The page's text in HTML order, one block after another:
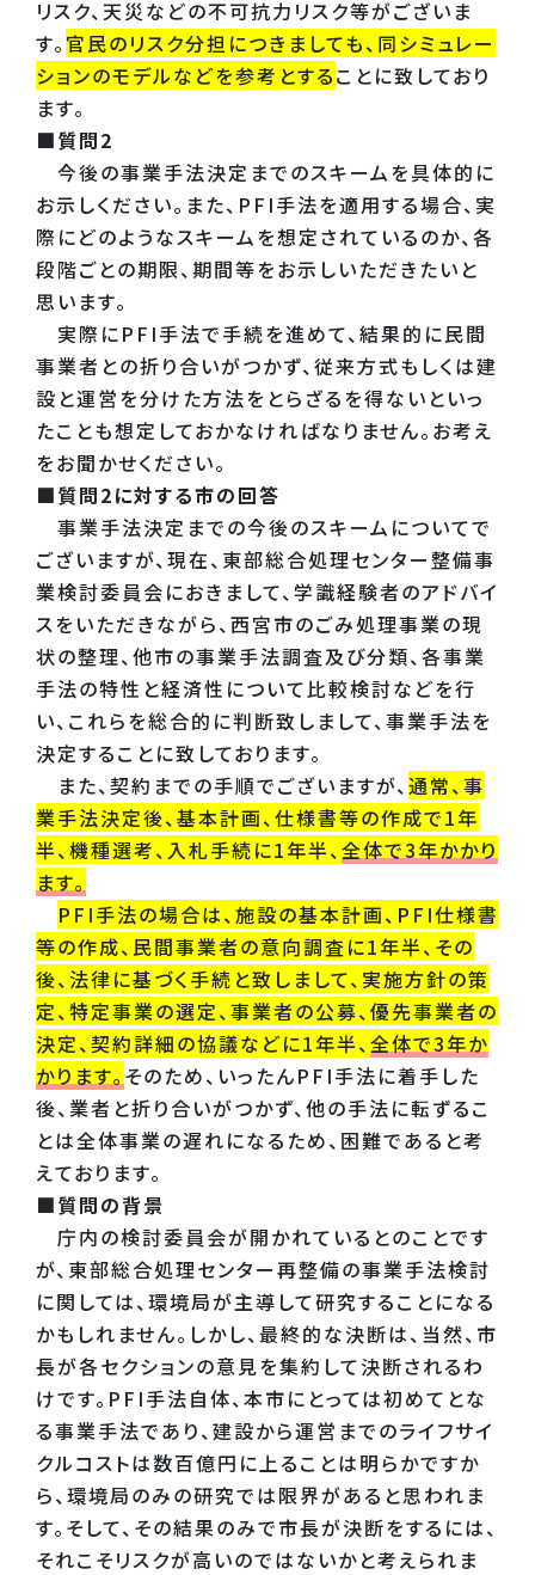
リスク、天災などの不可抗力リスク等がございま
す。 官民のリスク分担につきましても、同シミュレー
ションのモデルなどを参考とすることに致しており
ます。
■質問2
今後の事業手法決定までのスキームを具体的に
お示しください。また、PFI手法を適用する場合、実
際にどのようなスキームを想定されているのか、各
段階ごとの期限、期間等をお示しいただきたいと
思います。
実際にPFI手法で手続を進めて、結果的に民間
事業者との折り合いがつかず、従来方式もしくは建
設と運営を分けた方法をとらざるを得ないといっ
たことも想定しておかなければなりません。お考え
をお聞かせください。
■質問2に対する市の回答
事業手法決定までの今後のスキームについてで
ございますが、現在、東部総合処理センター整備事
業検討委員会におきまして、学識経験者のアドバイ
スをいただきながら、西宮市のごみ処理事業の現
状の整理、他市の事業手法調査及び分類、各事業
手法の特性と経済性について比較検討などを行
い、これらを総合的に判断致しまして、事業手法を
決定することに致しております。
また、契約までの手順でございますが、 通常、事
業手法決定後、基本計画、仕様書等の作成で1年
半、機種選考、入札手続に1年半、 全体で3年かかり
ます。
PFI手法の場合は、施設の基本計画、PFI仕様書
等の作成、民間事業者の意向調査に1年半、その
後、法律に基づく手続と致しまして、実施方針の策
定、特定事業の選定、事業者の公募、優先事業者の
決定、契約詳細の協議などに1年半、 全体で3年か
かります。 そのため、いったんPFI手法に着手した
後、業者と折り合いがつかず、他の手法に転ずるこ
とは全体事業の遅れになるため、困難であると考
えております。
■質問の背景
庁内の検討委員会が開かれているとのことです
が、東部総合処理センター再整備の事業手法検討
に関しては、環境局が主導して研究することになる
かもしれません。しかし、最終的な決断は、当然、市
長が各セクションの意見を集約して決断されるわ
けです。PFI手法自体、本市にとっては初めてとな
る事業手法であり、建設から運営までのライフサイ
クルコストは数百億円に上ることは明らかですか
ら、環境局のみの研究では限界があると思われま
す。そして、その結果のみで市長が決断をするには、
それこそリスクが高いのではないかと考えられま